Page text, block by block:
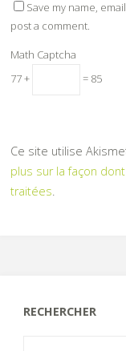
Save my name,
post a comment.
Math Captcha
77 +
= 85
Ce site utilise
plus sur la façon
traitées
RECHERCHER